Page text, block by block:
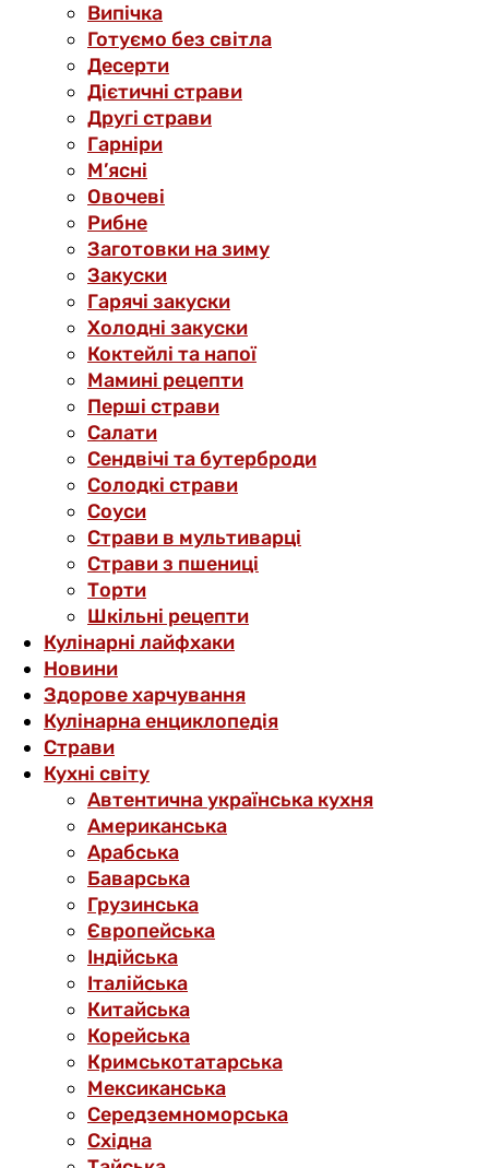
Випічка
Готуємо без світла
Десерти
Дієтичні страви
Другі страви
Гарніри
М’ясні
Овочеві
Рибне
Заготовки на зиму
Закуски
Гарячі закуски
Холодні закуски
Коктейлі та напої
Мамині рецепти
Перші страви
Салати
Сендвічі та бутерброди
Солодкі страви
Соуси
Страви в мультиварці
Страви з пшениці
Торти
Шкільні рецепти
Кулінарні лайфхаки
Новини
Здорове харчування
Кулінарна енциклопедія
Страви
Кухні світу
Автентична українська кухня
Американська
Арабська
Баварська
Грузинська
Європейська
Індійська
Італійська
Китайська
Корейська
Кримськотатарська
Мексиканська
Середземноморська
Східна